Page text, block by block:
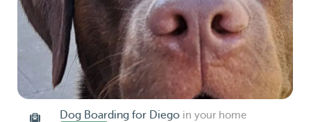
Dog Boarding for Diego in your home